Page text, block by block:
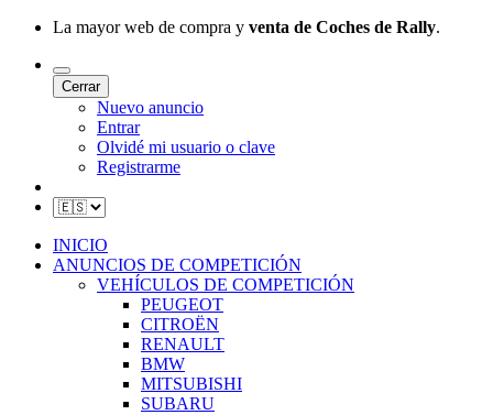
La mayor web de compra y venta de Coches de Rally.
Cerrar
Nuevo anuncio
Entrar
Olvidé mi usuario o clave
Registrarme
INICIO
ANUNCIOS DE COMPETICIÓN
VEHÍCULOS DE COMPETICIÓN
PEUGEOT
CITROËN
RENAULT
BMW
MITSUBISHI
SUBARU